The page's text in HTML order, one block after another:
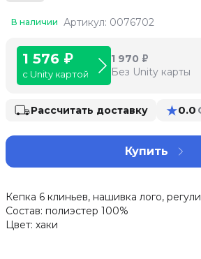
В наличии Артикул: 0076702
1 576 ₽
с Unity картой
1 970 ₽
Без Unity карты
Рассчитать доставку ★0.0
Купить
Кепка 6 клиньев, нашивка лого,
Состав: полиэстер 100%
Цвет: хаки